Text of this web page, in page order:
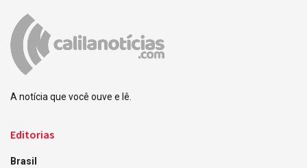
A notícia que você ouve e lê.
Editorias
Brasil